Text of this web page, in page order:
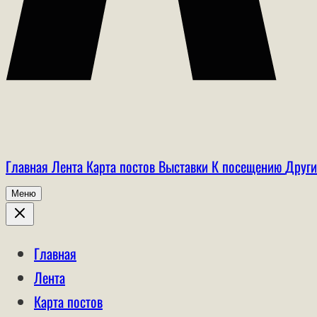
Главная Лента Карта постов Выставки К посещению
Меню
Главная
Лента
Карта постов